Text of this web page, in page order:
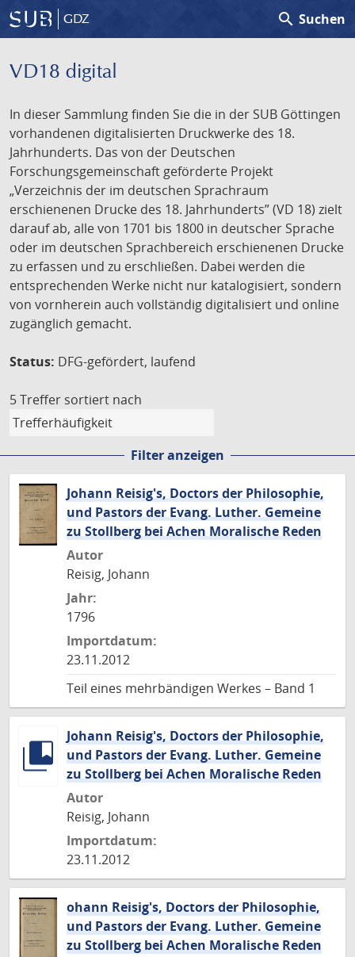
GDZ search Suchen
VD18 digital
In dieser Sammlung finden Sie die in der SUB Göttingen
vorhandenen digitalisierten Druckwerke des 18.
Jahrhunderts. Das von der Deutschen
Forschungsgemeinschaft geförderte Projekt
„Verzeichnis der im deutschen Sprachraum
erschienenen Drucke des 18. Jahrhunderts” (VD 18) zielt
darauf ab, alle von 1701 bis 1800 in deutscher Sprache
oder im deutschen Sprachbereich erschienenen Drucke
zu erfassen und zu erschließen. Dabei werden die
entsprechenden Werke nicht nur katalogisiert, sondern
von vornherein auch vollständig digitalisiert und online
zugänglich gemacht.
Status: DFG-gefördert, laufend
5 Treffer sortiert nach
Filter anzeigen
Johann Reisig's, Doctors der Philosophie,
und Pastors der Evang. Luther. Gemeine
zu Stollberg bei Achen Moralische Reden
Autor
Reisig, Johann
Jahr:
1796
Importdatum:
23.11.2012
Teil eines mehrbändigen Werkes – Band 1
Johann Reisig's, Doctors der Philosophie,
und Pastors der Evang. Luther. Gemeine
zu Stollberg bei Achen Moralische Reden
Autor
Reisig, Johann
Importdatum:
23.11.2012
ohann Reisig's, Doctors der Philosophie,
und Pastors der Evang. Luther. Gemeine
zu Stollberg bei Achen Moralische Reden